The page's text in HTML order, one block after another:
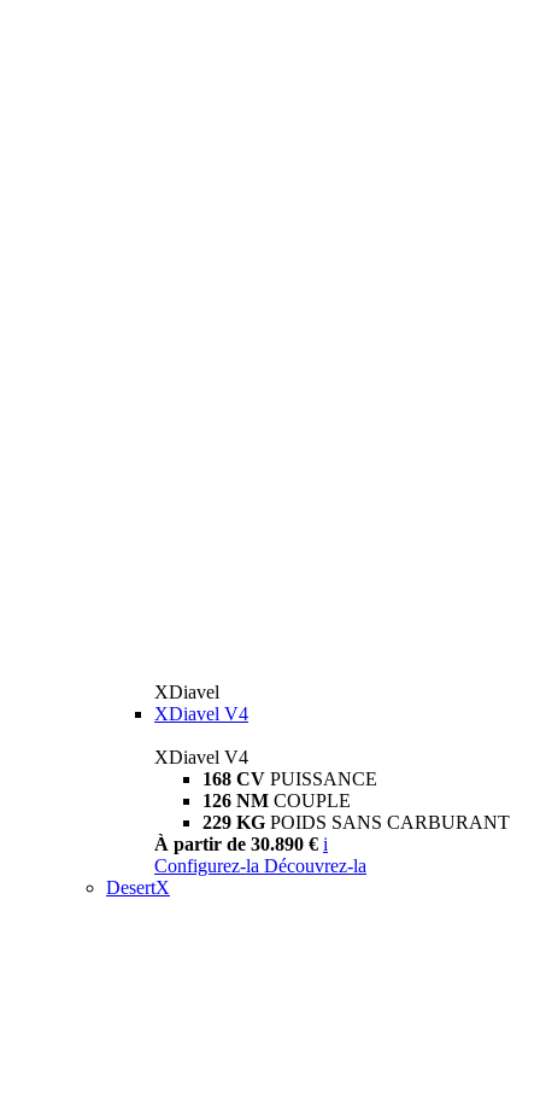
XDiavel
XDiavel V4
XDiavel V4
168 CV PUISSANCE
126 NM COUPLE
229 KG POIDS SANS CARBURANT
À partir de 30.890 € i
Configurez-la Découvrez-la
DesertX